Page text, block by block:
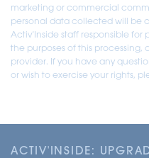
marketing or commercial
personal data collected will be
Activ'Inside staff responsible for
the purposes of this processing,
provider. If you have any
or wish to exercise your rights,
ACTIV'INSIDE: